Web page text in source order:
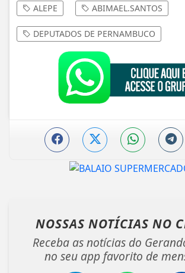
ALEPE ABIMAEL.SANTOS
DEPUTADOS DE PERNAMBUCO
NOSSAS NOTÍCIAS NO
Receba as notícias do
no seu app favorito de